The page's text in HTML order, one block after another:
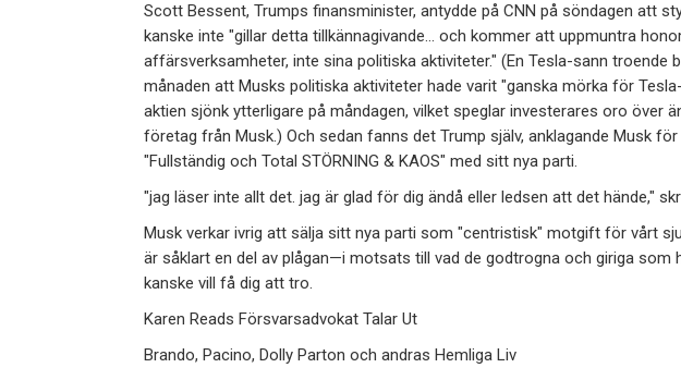
Scott Bessent, Trumps finansminister, antydde på CNN på söndagen att
kanske inte "gillar detta tillkännagivande… och kommer att uppmuntra
affärsverksamheter, inte sina politiska aktiviteter." (En Tesla-sann troende
månaden att Musks politiska aktiviteter hade varit "ganska mörka för
aktien sjönk ytterligare på måndagen, vilket speglar investerares oro över
företag från Musk.) Och sedan fanns det Trump själv, anklagande Musk
"Fullständig och Total STÖRNING & KAOS" med sitt nya parti.
"jag läser inte allt det. jag är glad för dig ändå eller ledsen att det hände,"
Musk verkar ivrig att sälja sitt nya parti som "centristisk" motgift för vårt
är såklart en del av plågan—i motsats till vad de godtrogna och giriga som
kanske vill få dig att tro.
Karen Reads Försvarsadvokat Talar Ut
Brando, Pacino, Dolly Parton och andras Hemliga Liv